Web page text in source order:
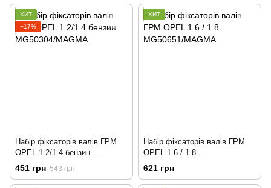
MG50650/MAGMA
ХИТ
−17%
Набір фіксаторів валів ГРМ
OPEL 1.2/1.4 бензин
MG50304/MAGMA
451 грн 543 грн
ХИТ
Набір фіксаторів валів ГРМ
OPEL 1.6 / 1.8
MG50651/MAGMA
621 грн